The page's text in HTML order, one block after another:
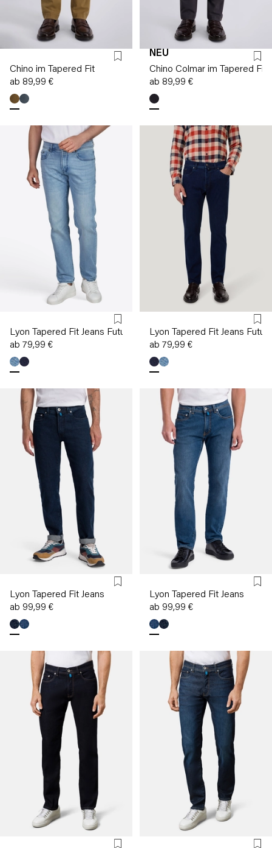
Chino im Tapered Fit
ab 89,99 €
NEU
Chino Colmar im Tapered Fit
ab 89,99 €
Lyon Tapered Fit Jeans Futureflex
ab 79,99 €
Lyon Tapered Fit Jeans
ab 79,99 €
Lyon Tapered Fit Jeans
ab 99,99 €
Lyon Tapered Fit Jeans
ab 99,99 €